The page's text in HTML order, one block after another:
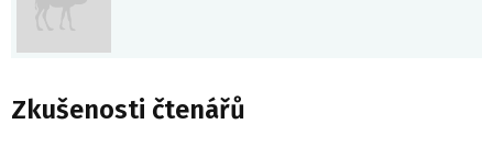
Zkušenosti čtenářů